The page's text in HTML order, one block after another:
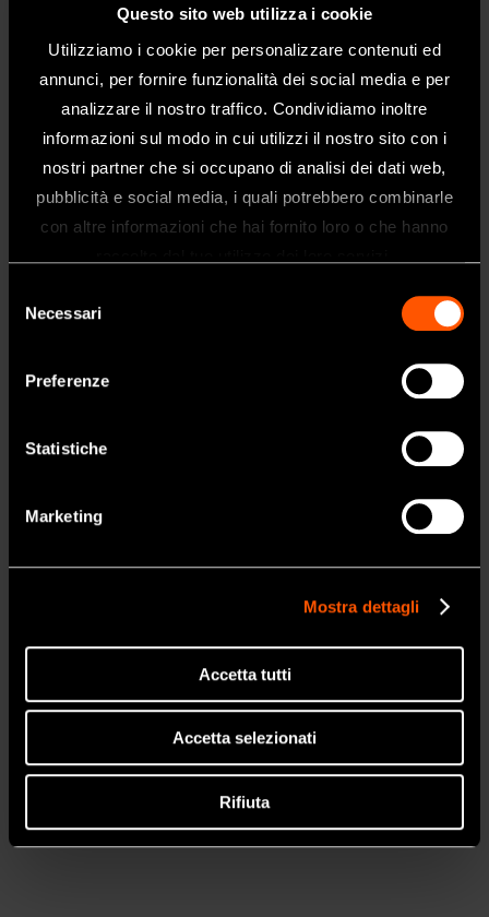
Questo sito web utilizza i cookie
Utilizziamo i cookie per personalizzare contenuti ed
annunci, per fornire funzionalità dei social media e per
analizzare il nostro traffico. Condividiamo inoltre
informazioni sul modo in cui utilizzi il nostro sito con i
nostri partner che si occupano di analisi dei dati web,
pubblicità e social media, i quali potrebbero combinarle
con altre informazioni che hai fornito loro o che hanno
Necessari
Preferenze
Statistiche
Marketing
Mostra dettagli
Accetta tutti
Accetta selezionati
Rifiuta
Benvenuti nel sito web di NSK Dental
Italy
SINUS LIFT
• SG1, SG3, SG6D, SG9, SG10, SG11
• Supporto punte
Kit Socket Lift per impianti di dimensioni
SOCKET LIFT (APPROCCIO CRESTALE)
• SCL1D, SCL2D, SCL1
• Chiave VS per le punte